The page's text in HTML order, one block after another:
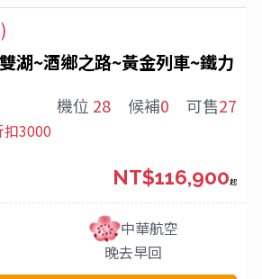
湖~酒鄉之路~黃金列車~鐵力
機位 28 候補0 可售27
3000
中華航空
晚去早回
NT$116,900起